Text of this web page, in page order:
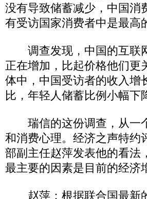
没有导致储蓄减少，中国消
有受访国家消费者中是最高
调查发现，中国的互联
正在增加，比起价格他们更
体中，中国受访者的收入增
比，年轻人储蓄比例小幅下
瑞信的这份调查，从一
和消费心理。经济之声特约
部副主任赵萍发表他的看法
最主要的因素是目前的经济
赵萍：根据联合国最新